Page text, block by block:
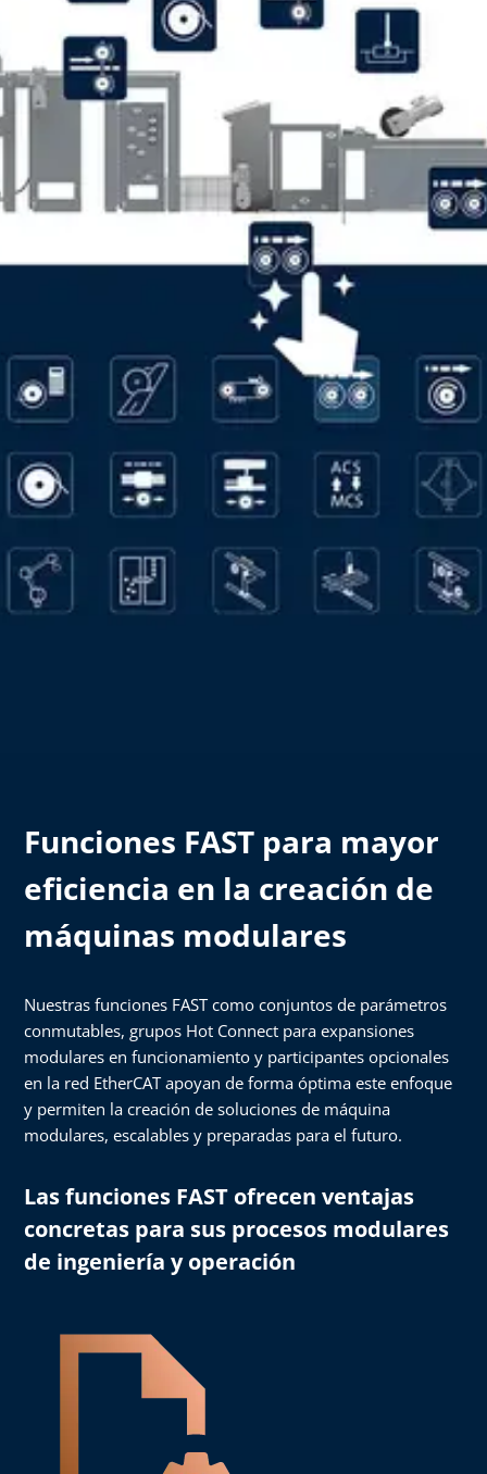
Funciones FAST para mayor
eficiencia en la creación de
máquinas modulares
Nuestras funciones FAST como conjuntos de parámetros
conmutables, grupos Hot Connect para expansiones
modulares en funcionamiento y participantes opcionales
en la red EtherCAT apoyan de forma óptima este enfoque
y permiten la creación de soluciones de máquina
modulares, escalables y preparadas para el futuro.
Las funciones FAST ofrecen ventajas
concretas para sus procesos modulares
de ingeniería y operación